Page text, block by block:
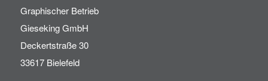
Graphischer Betrieb
Gieseking GmbH
Deckertstraße 30
33617 Bielefeld